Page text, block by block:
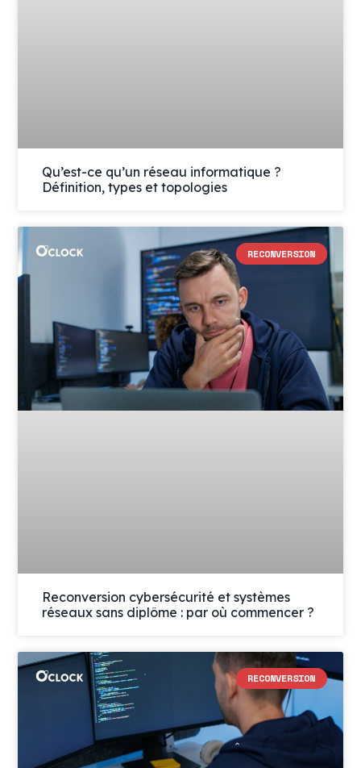
Qu’est-ce qu’un réseau informatique ?
Définition, types et topologies
RECONVERSION
Reconversion cybersécurité et systèmes
réseaux sans diplôme : par où commencer ?
RECONVERSION